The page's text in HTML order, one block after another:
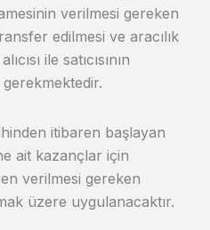
verilmesi gereken
edilmesi ve aracılık
ile satıcısının
itibaren başlayan
ait kazançlar için
verilmesi gereken
üzere uygulanacaktır.